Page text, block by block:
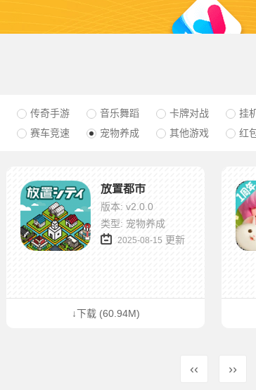
传奇手游 音乐舞蹈 卡牌对战 挂
赛车竞速 宠物养成 其他游戏 红
放置都市
版本: v2.0.0
类型: 宠物养成
2025-08-15 更新
↓下载 (60.94M)
‹‹ ››